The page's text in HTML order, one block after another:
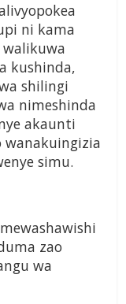
ni kama
kushinda,
shilingi
nimeshinda
akaunti
wanakuingizia
simu.
zao
wa